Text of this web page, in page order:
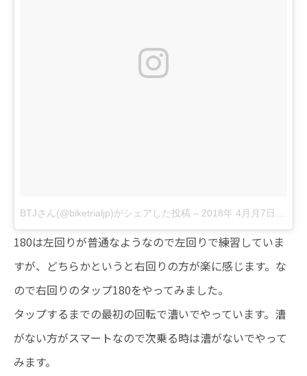
BTJさん(@biketrialjp)がシェアした投稿 – 2018年 4月月7日午後2時29分PDT
180は左回りが普通なようなので左回りで練習していま
すが、どちらかというと右回りの方が楽に感じます。な
ので右回りのタップ180をやってみました。
タップするまでの最初の回転で漕いでやっています。漕
がない方がスマートなので次乗る時は漕がないでやって
みます。